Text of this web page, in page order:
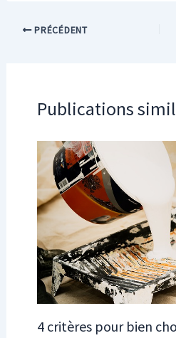
PRÉCÉDENT
Publications
4 critères pour bien